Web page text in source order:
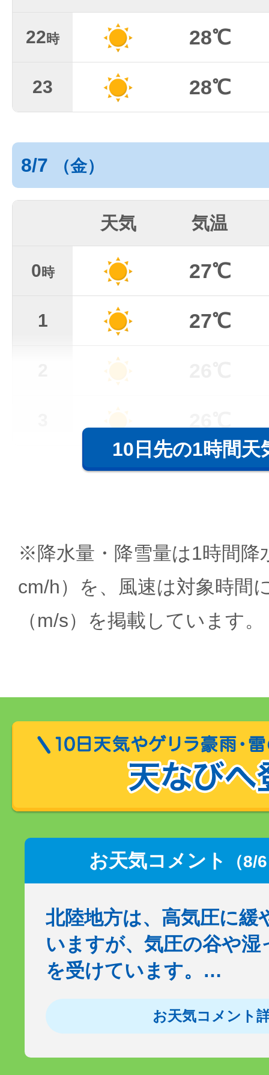
22時 28℃
23 28℃
8/7 （金）
天気 気温
0時 27℃
1 27℃
10日先の1時間天
※降水量・降雪量は1時間降
cm/h）を、風速は対象時間
（m/s）を掲載しています。
お天気コメント （8/
北陸地方は、高気圧に緩
いますが、気圧の谷や湿
を受けています。…
お天気コメント